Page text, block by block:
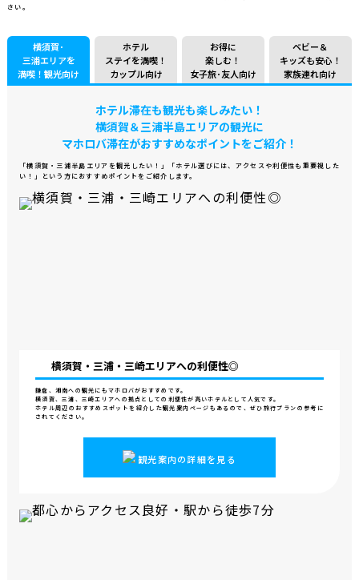
さい。
横須賀･
三浦エリアを
満喫！観光向け
ホテル
ステイを満喫！
カップル向け
お得に
楽しむ！
女子旅･友人向け
ベビー＆
キッズも安心！
家族連れ向け
ホテル滞在も観光も楽しみたい！
横須賀＆三浦半島エリアの観光に
マホロバ滞在がおすすめなポイントをご紹介！
「横須賀・三浦半島エリアを観光したい！」
「ホテル選びには、アクセスや利便性も重要視した
い！」という方に おすすめポイントをご紹介します。
横須賀・三浦・ 三崎エリアへの利便性◎
鎌倉、湘南への観光にもマホロバがおすすめです。
横須賀、三浦、三崎エリアへの拠点としての利便性が高いホテルとして人気です。
ホテル周辺のおすすめスポットを紹介した観光案内ページもあるので、ぜひ旅行プランの参考に
されてください。
観光案内の詳細を見る